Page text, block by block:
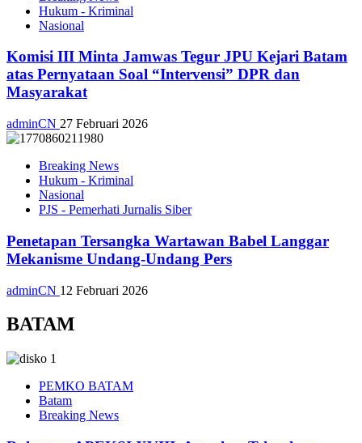
Hukum - Kriminal
Nasional
Komisi III Minta Jamwas Tegur JPU Kejari Batam
atas Pernyataan Soal “Intervensi” DPR dan
Masyarakat
adminCN 27 Februari 2026
Breaking News
Hukum - Kriminal
Nasional
PJS - Pemerhati Jurnalis Siber
Penetapan Tersangka Wartawan Babel Langgar
Mekanisme Undang-Undang Pers
adminCN 12 Februari 2026
BATAM
PEMKO BATAM
Batam
Breaking News